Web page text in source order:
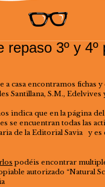
repaso 3º y 4º
a casa encontramos fichas
Santillana, S.M., Edelvives
indica que en la página
se encuentran todas las
de la Editorial Savia y
podéis encontrar
autorizado “Natural